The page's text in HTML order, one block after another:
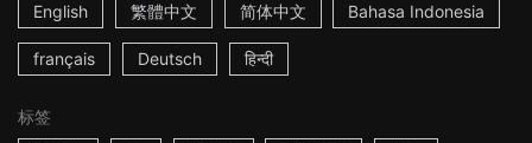
English
繁體中文 简体中文 Bahasa Indonesia
français Deutsch हिन्दी
标签